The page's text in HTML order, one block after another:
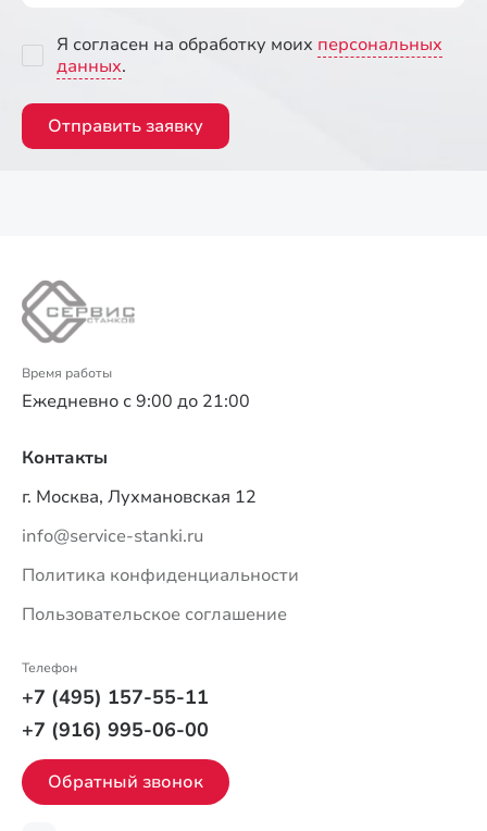
Я согласен на обработку моих персональных
данных.
Отправить заявку
Время работы
Ежедневно с 9:00 до 21:00
Контакты
г. Москва, Лухмановская 12
info@service-stanki.ru
Политика конфиденциальности
Пользовательское соглашение
Телефон
+7 (495) 157-55-11
+7 (916) 995-06-00
Обратный звонок